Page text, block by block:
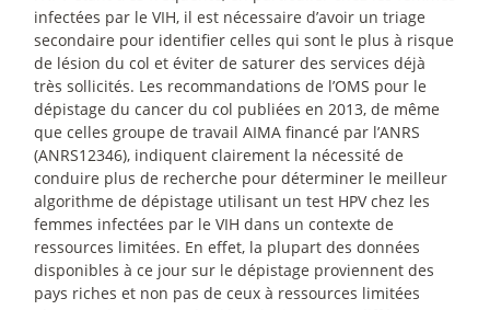
infectées par le VIH, il est nécessaire d’avoir un triage
secondaire pour identifier celles qui sont le plus à risque
de lésion du col et éviter de saturer des services déjà
très sollicités. Les recommandations de l’OMS pour le
dépistage du cancer du col publiées en 2013, de même
que celles groupe de travail AIMA financé par l’ANRS
(ANRS12346), indiquent clairement la nécessité de
conduire plus de recherche pour déterminer le meilleur
algorithme de dépistage utilisant un test HPV chez les
femmes infectées par le VIH dans un contexte de
ressources limitées. En effet, la plupart des données
disponibles à ce jour sur le dépistage proviennent des
pays riches et non pas de ceux à ressources limitées